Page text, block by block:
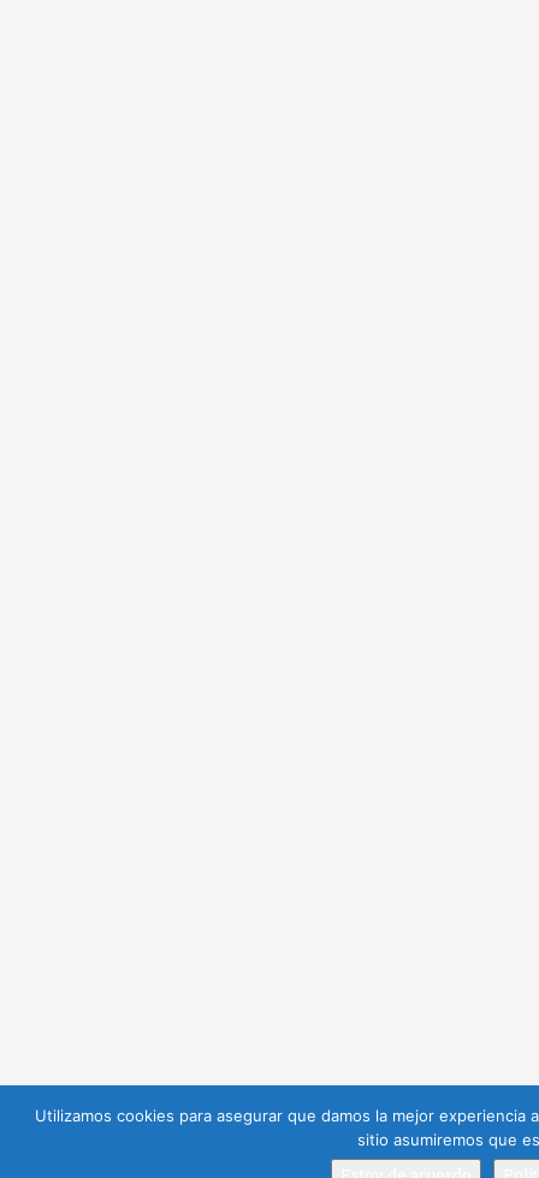
Utilizamos cookies para asegurar que damos la mejor
sitio asumiremos que